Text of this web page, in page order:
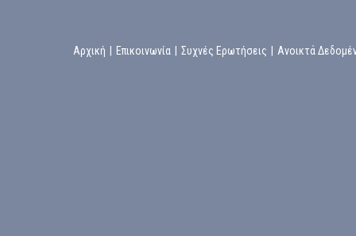
Αρχική Επικοινωνία Συχνές Ερωτήσεις Ανοικτά